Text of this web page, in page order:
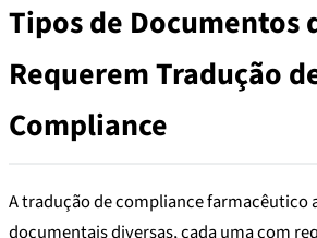
Tipos de Documentos
Requerem Tradução
Compliance
A tradução de compliance farmacêutico
documentais diversas, cada uma com